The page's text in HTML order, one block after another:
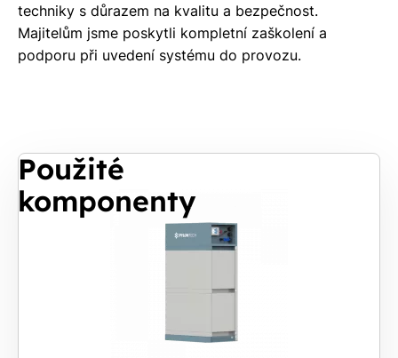
techniky s důrazem na kvalitu a bezpečnost.
Majitelům jsme poskytli kompletní zaškolení a
podporu při uvedení systému do provozu.
Použité
komponenty